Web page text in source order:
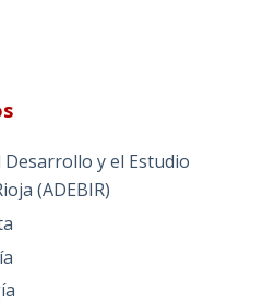
y el Estudio
(ADEBIR)